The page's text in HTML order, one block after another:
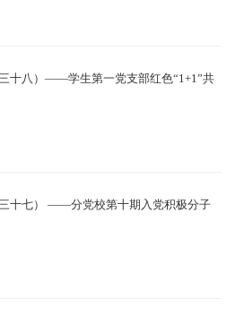
十八）——学生第一党支部红色“1+1”共
十七） ——分党校第十期入党积极分子